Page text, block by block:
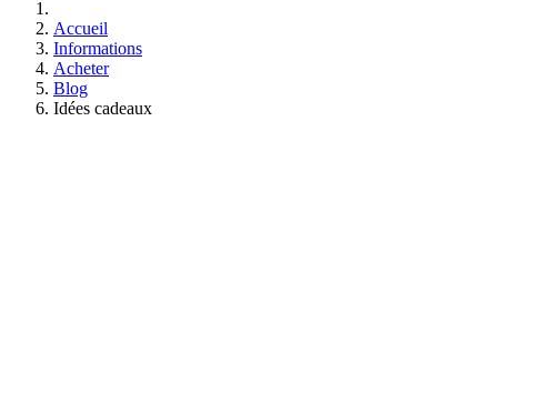
Accueil
Informations
Acheter
Blog
Idées cadeaux